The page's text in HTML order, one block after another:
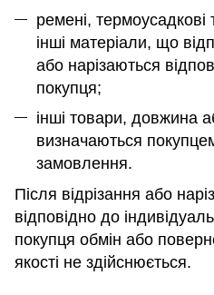
ремені, термоусадкові
інші матеріали, що
або нарізаються
покупця;
інші товари, довжина
визначаються
замовлення.
Після відрізання або
відповідно до
покупця обмін або
якості не здійснюється.